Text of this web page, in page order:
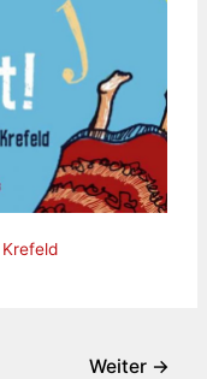
Weiter →